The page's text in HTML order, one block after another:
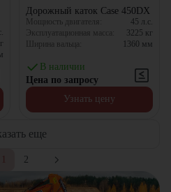
Дорожный каток Case 450DX
Мощность двигателя: 45 л.с.
Эксплуатационная масса:
3225 кг
Ширина вальца:
1360 мм
В наличии
Цена по запросу
Узнать цену
еще
2